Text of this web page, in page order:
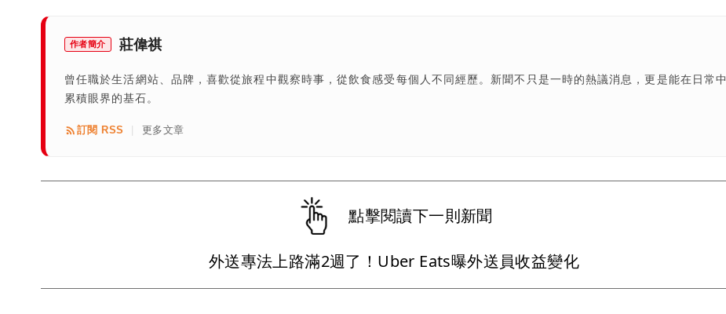
作者簡介 莊偉祺
曾任職於生活網站、品牌，喜歡從旅程中觀察時事，從飲食感受每個人不同經歷。新聞不只是一時的熱議消息，更是能在日常中
累積眼界的基石。
訂閱 RSS 更多文章
點擊閱讀下一則新聞
外送專法上路滿2週了！Uber Eats曝外送員收益變化